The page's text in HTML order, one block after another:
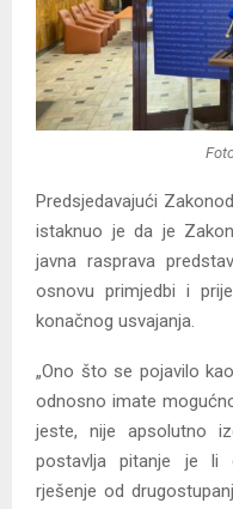
Predsjedavajući
istaknuo je da je
javna rasprava
osnovu primjedbi i
konačnog usvajanja.
„Ono što se pojavilo
odnosno imate
jeste, nije apsolutno
postavlja pitanje je li
rješenje od